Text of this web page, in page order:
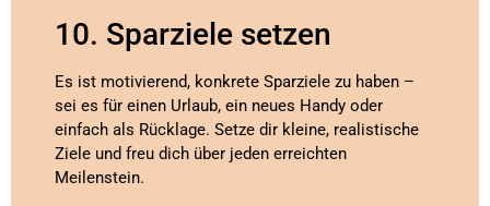
10. Sparziele setzen
Es ist motivierend, konkrete Sparziele zu haben –
sei es für einen Urlaub, ein neues Handy oder
einfach als Rücklage. Setze dir kleine, realistische
Ziele und freu dich über jeden erreichten
Meilenstein.